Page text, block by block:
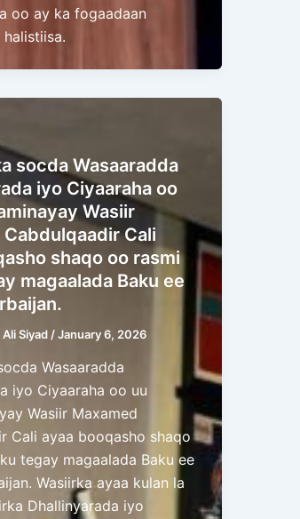
oo ay ka fogaadaan
socda Wasaaradda
iyo Ciyaaraha oo
Wasiir
Cali
shaqo oo rasmi
magaalada Baku ee
Siyad /January 6, 2026
Wasaaradda
iyo Ciyaaraha oo uu
Wasiir Maxamed
Cali ayaa booqasho shaqo
tegay magaalada Baku ee
Wasiirka ayaa kulan la
Dhallinyarada iyo